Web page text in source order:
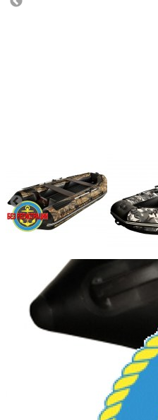
Количество мест:
Масса комплекта: 71
Мощность мотора:
9.9
Длина лодки (см):
Тип пола:нднд (надувн.